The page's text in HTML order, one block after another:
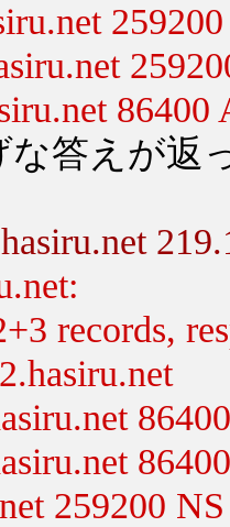
86400
な答えが返
records,
259200